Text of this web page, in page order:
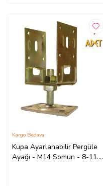
Kupa Ayarlanabilir Pergüle
Ayağı - M14 Somun - 8-11.5
Kargo Bedava